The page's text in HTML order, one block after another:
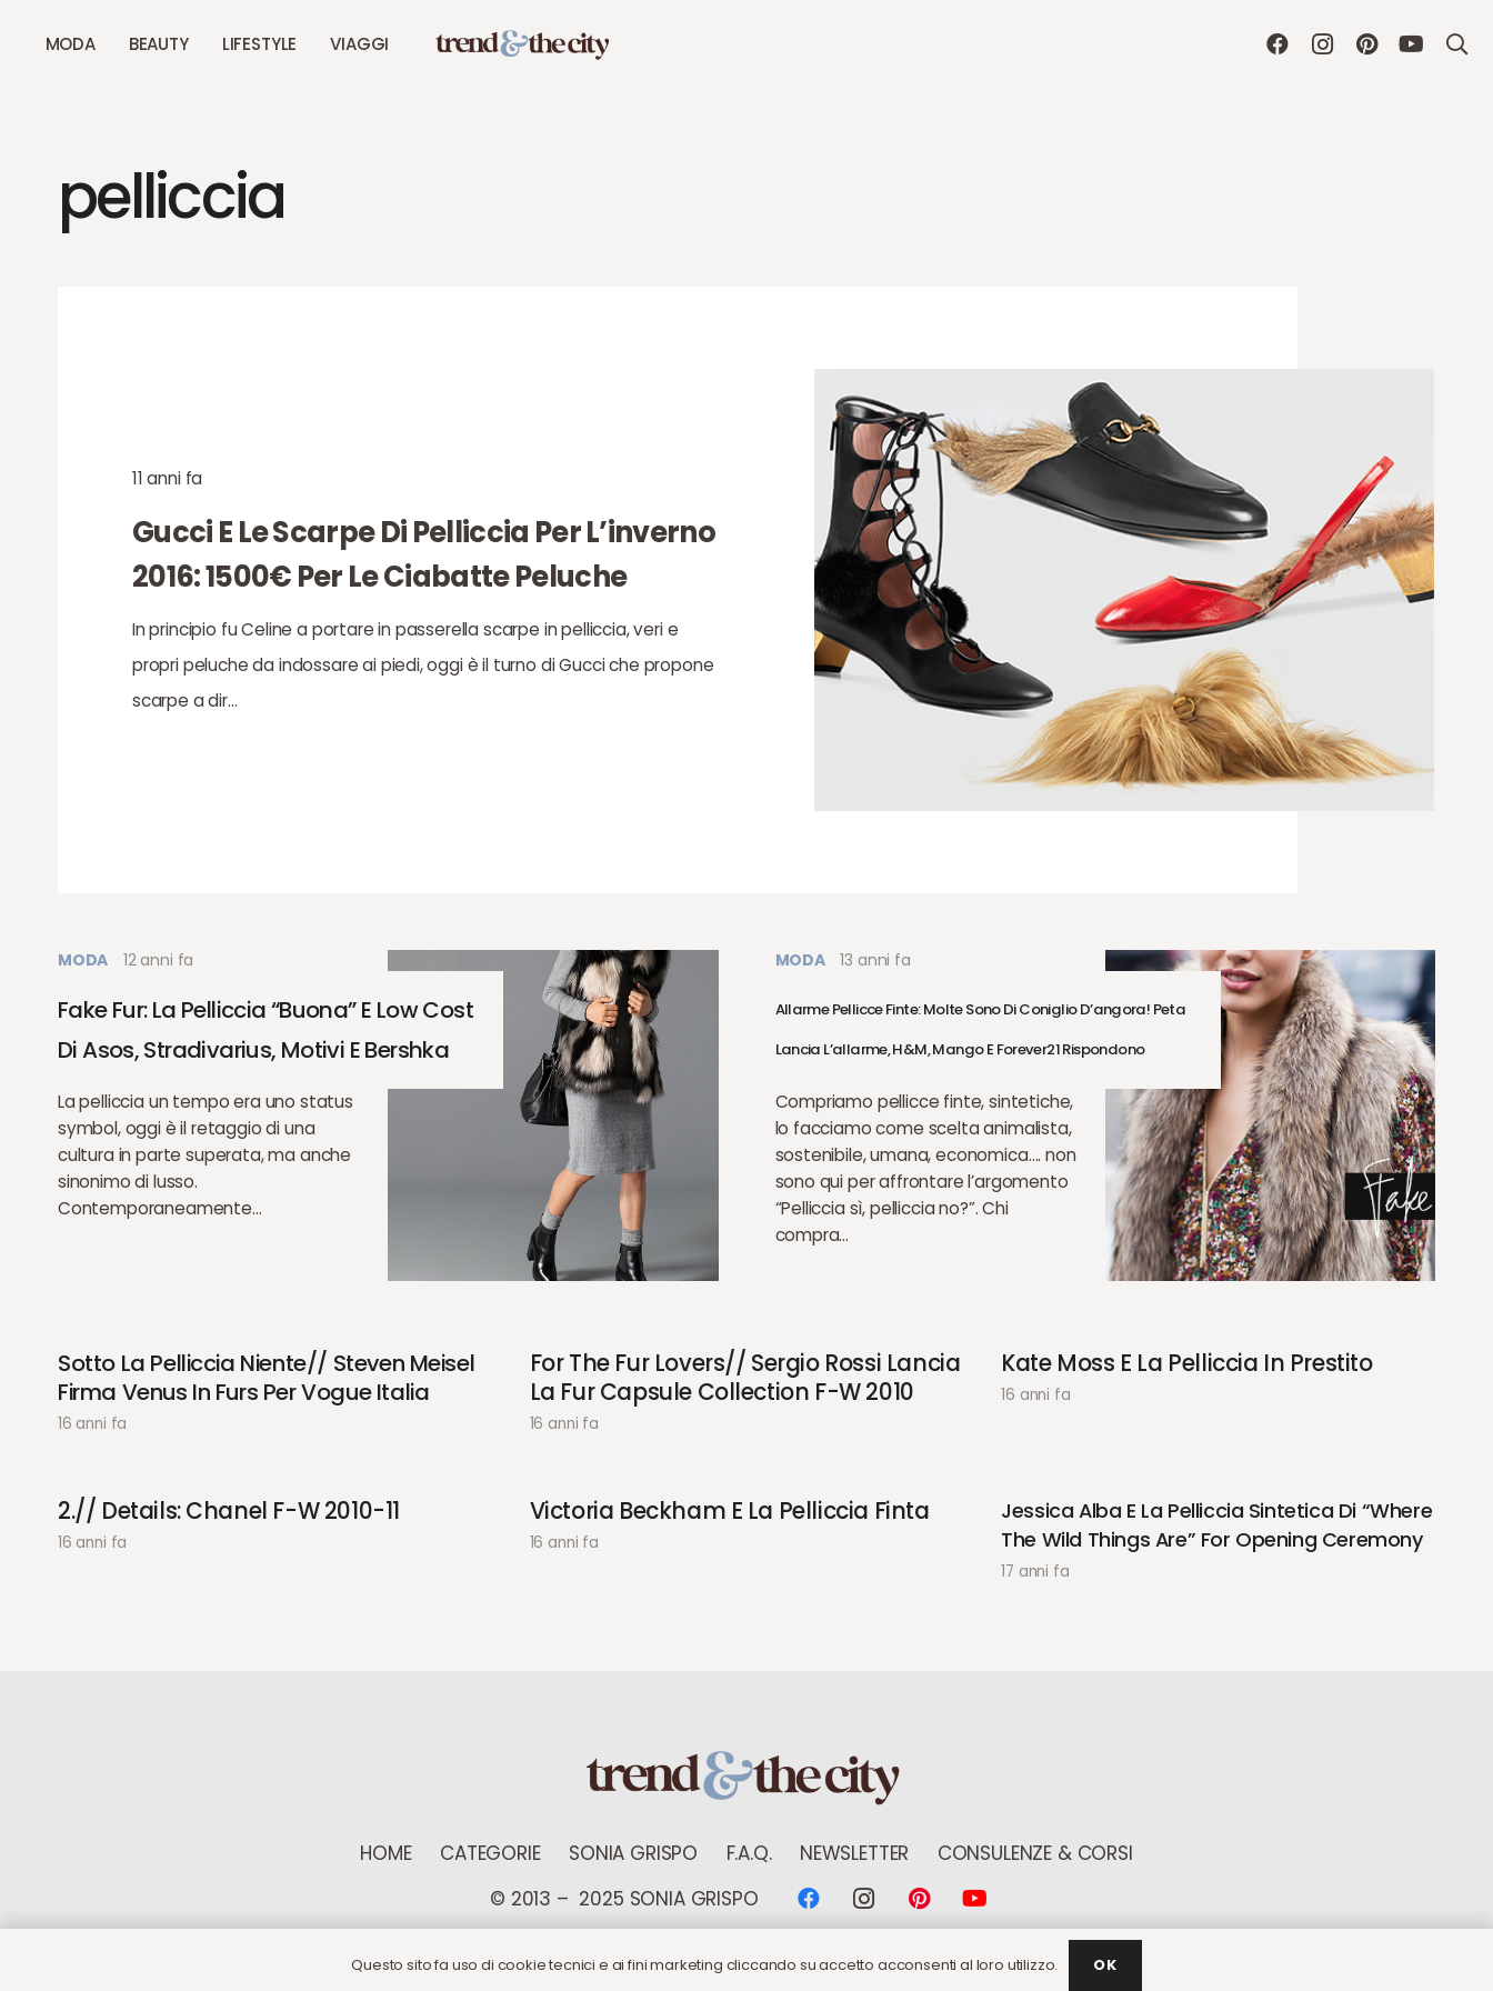
MODA BEAUTY LIFESTYLE VIAGGI
pelliccia
11 anni fa
Gucci E Le Scarpe Di Pelliccia Per L’inverno
2016: 1500€ Per Le Ciabatte Peluche
In principio fu Celine a portare in passerella scarpe in pelliccia, veri e
propri peluche da indossare ai piedi, oggi è il turno di Gucci che propone
scarpe a dir…
MODA 12 anni fa
Fake Fur: La Pelliccia “buona” E Low Cost
Di Asos, Stradivarius, Motivi E Bershka
La pelliccia un tempo era uno status
symbol, oggi è il retaggio di una
cultura in parte superata, ma anche
sinonimo di lusso.
Contemporaneamente…
MODA 13 anni fa
Allarme Pellicce Finte: Molte Sono Di Coniglio D’angora! Peta
Lancia L’allarme, H&M, Mango E Forever21 Rispondono
Compriamo pellicce finte, sintetiche,
lo facciamo come scelta animalista,
sostenibile, umana, economica…. non
sono qui per affrontare l’argomento
“Pelliccia sì, pelliccia no?”. Chi
compra…
Sotto La Pelliccia Niente// Steven Meisel
Firma Venus In Furs Per Vogue Italia
16 anni fa
For The Fur Lovers// Sergio Rossi Lancia
La Fur Capsule Collection F-W 2010
16 anni fa
Kate Moss E La Pelliccia In Prestito
16 anni fa
2.// Details: Chanel F-W 2010-11
16 anni fa
Victoria Beckham E La Pelliccia Finta
16 anni fa
Jessica Alba E La Pelliccia Sintetica Di “Where
The Wild Things Are” For Opening Ceremony
17 anni fa
HOME CATEGORIE SONIA GRISPO F.A.Q. NEWSLETTER
CONSULENZE & CORSI
© 2013 – 2025 SONIA GRISPO
Questo sito fa uso di cookie tecnici e ai fini marketing cliccando su accetto acconsenti al loro utilizzo. OK